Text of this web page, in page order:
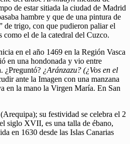
de estar sitiada la ciudad de Madrid
hambre y que de una pintura de
de trigo, con que pudieron paliar el
como el de la catedral del Cuzco.
en el año 1469 en la Región Vasca
en una hondonada y vio entre
¿Preguntó? ¿Aránzazu? (¿Vos en el
ante la Imagen con una manzana
en la mano la Virgen María. En San
su festividad se celebra el 2
siglo XVII, es una talla de ébano,
en 1630 desde las Islas Canarias